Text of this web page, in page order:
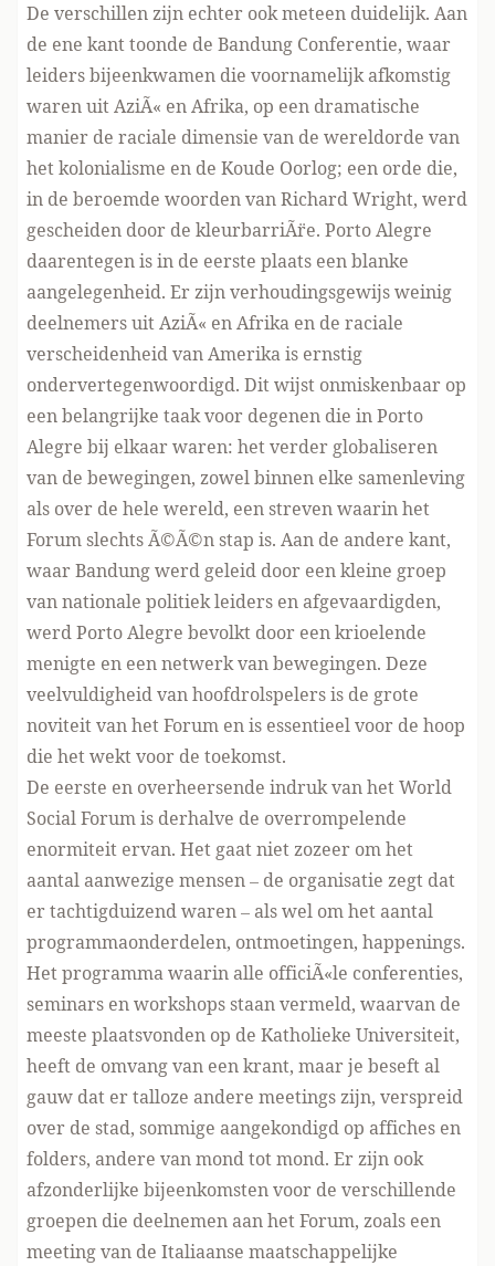
De verschillen zijn echter ook meteen duidelijk. Aan
de ene kant toonde de Bandung Conferentie, waar
leiders bijeenkwamen die voornamelijk afkomstig
waren uit AziÃ« en Afrika, op een dramatische
manier de raciale dimensie van de wereldorde van
het kolonialisme en de Koude Oorlog; een orde die,
in de beroemde woorden van Richard Wright, werd
gescheiden door de kleurbarriÃ¨re. Porto Alegre
daarentegen is in de eerste plaats een blanke
aangelegenheid. Er zijn verhoudingsgewijs weinig
deelnemers uit AziÃ« en Afrika en de raciale
verscheidenheid van Amerika is ernstig
ondervertegenwoordigd. Dit wijst onmiskenbaar op
een belangrijke taak voor degenen die in Porto
Alegre bij elkaar waren: het verder globaliseren
van de bewegingen, zowel binnen elke samenleving
als over de hele wereld, een streven waarin het
Forum slechts Ã©Ã©n stap is. Aan de andere kant,
waar Bandung werd geleid door een kleine groep
van nationale politiek leiders en afgevaardigden,
werd Porto Alegre bevolkt door een krioelende
menigte en een netwerk van bewegingen. Deze
veelvuldigheid van hoofdrolspelers is de grote
noviteit van het Forum en is essentieel voor de hoop
die het wekt voor de toekomst.
De eerste en overheersende indruk van het World
Social Forum is derhalve de overrompelende
enormiteit ervan. Het gaat niet zozeer om het
aantal aanwezige mensen – de organisatie zegt dat
er tachtigduizend waren – als wel om het aantal
programmaonderdelen, ontmoetingen, happenings.
Het programma waarin alle officiÃ«le conferenties,
seminars en workshops staan vermeld, waarvan de
meeste plaatsvonden op de Katholieke Universiteit,
heeft de omvang van een krant, maar je beseft al
gauw dat er talloze andere meetings zijn, verspreid
over de stad, sommige aangekondigd op affiches en
folders, andere van mond tot mond. Er zijn ook
afzonderlijke bijeenkomsten voor de verschillende
groepen die deelnemen aan het Forum, zoals een
meeting van de Italiaanse maatschappelijke